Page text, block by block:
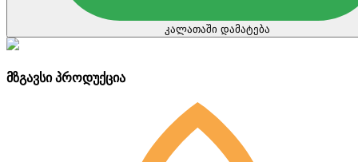
კალათაში დამატება
მზგავსი პროდუქცია